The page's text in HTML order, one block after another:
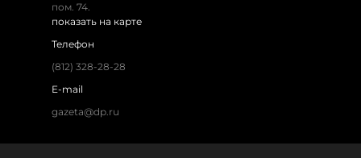
пом. 74.
показать на карте
Телефон
(812) 328-28-28
E-mail
gazeta@dp.ru